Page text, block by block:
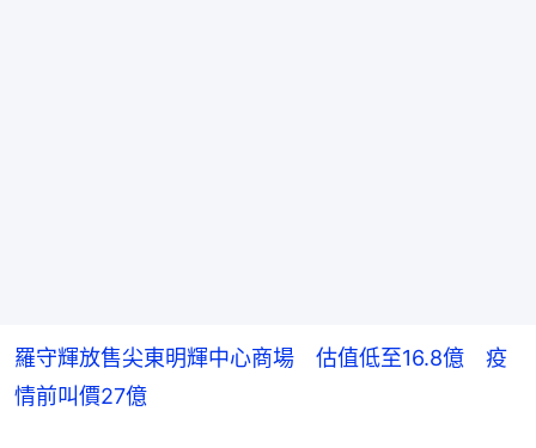
羅守輝放售尖東明輝中心商場 估值低至16.8億 疫
情前叫價27億